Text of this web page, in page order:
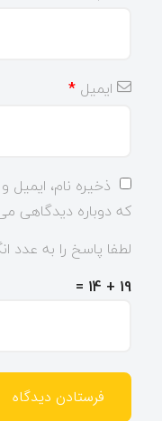
ایمیل *
ذخیره نام، ایمیل
که دوباره دیدگاهی
لطفا پاسخ را به عدد
19 + 14 =